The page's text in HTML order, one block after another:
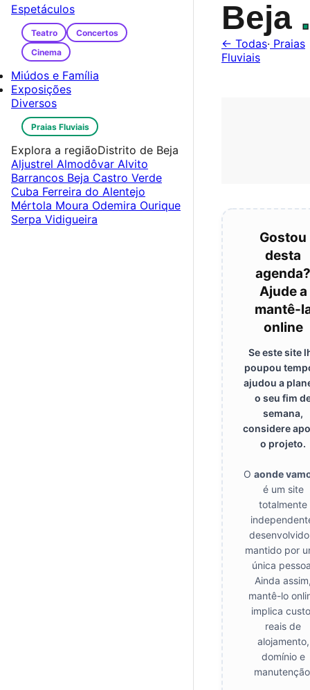
Beja .
← Todas· Praias
Fluviais
Gostou
desta
agenda?
Ajude a
mantê-
online
Se este site
poupou
ajudou a
o seu fim
semana,
considere
o projeto.
O aonde
é um site
totalmente
mantido por
única
Ainda
mantê-lo
implica
reais de
alojamento,
domínio e
Espetáculos
Teatro
Concertos
Cinema
Miúdos e Família
Exposições
Diversos
Praias Fluviais
Explora a regiãoDistrito de Beja
Aljustrel Almodôvar Alvito
Barrancos Beja Castro Verde
Cuba Ferreira do Alentejo
Mértola Moura Odemira Ourique
Serpa Vidigueira